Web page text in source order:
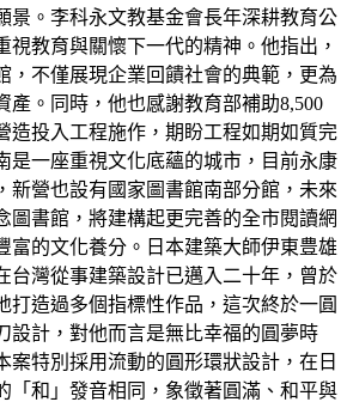
景。李科永文教基金會長年深耕教育公
視教育與關懷下一代的精神。他指出，
，不僅展現企業回饋社會的典範，更為
產。同時，他也感謝教育部補助8,500
造投入工程施作，期盼工程如期如質完
是一座重視文化底蘊的城市，目前永康
新營也設有國家圖書館南部分館，未來
圖書館，將建構起更完善的全市閱讀網
富的文化養分。日本建築大師伊東豊雄
台灣從事建築設計已邁入二十年，曾於
打造過多個指標性作品，這次終於一圓
設計，對他而言是無比幸福的圓夢時
案特別採用流動的圓形環狀設計，在日
「和」發音相同，象徵著圓滿、和平與